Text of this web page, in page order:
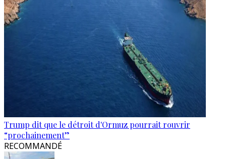
Trump dit que le détroit d'Ormuz pourrait rouvrir
“prochainement”
RECOMMANDÉ